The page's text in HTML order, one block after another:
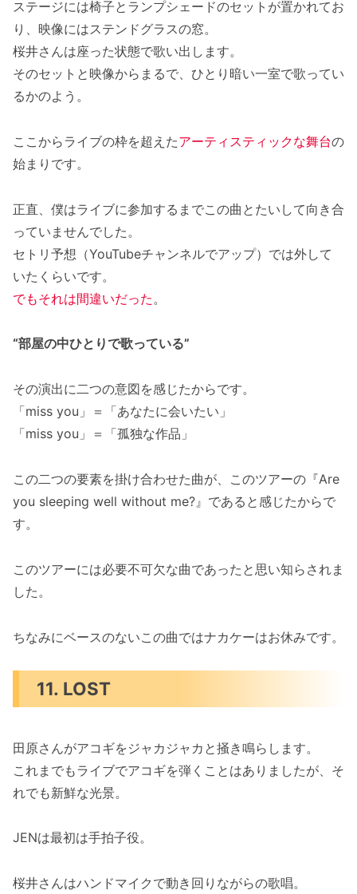
ステージには椅子とランプシェードのセットが置かれてお
り、映像にはステンドグラスの窓。
桜井さんは座った状態で歌い出します。
そのセットと映像からまるで、ひとり暗い一室で歌ってい
るかのよう。
ここからライブの枠を超えたアーティスティックな舞台の
始まりです。
正直、僕はライブに参加するまでこの曲とたいして向き合
っていませんでした。
セトリ予想（YouTubeチャンネルでアップ）では外して
いたくらいです。
でもそれは間違いだった 。
“部屋の中ひとりで歌っている”
その演出に二つの意図を感じたからです。
「miss you」＝「あなたに会いたい」
「miss you」＝「孤独な作品」
この二つの要素を掛け合わせた曲が、このツアーの『Are
you sleeping well without me?』であると感じたからで
す。
このツアーには必要不可欠な曲であったと思い知らされま
した。
ちなみにベースのないこの曲ではナカケーはお休みです。
11. LOST
田原さんがアコギをジャカジャカと掻き鳴らします。
これまでもライブでアコギを弾くことはありましたが、そ
れでも新鮮な光景。
JENは最初は手拍子役。
桜井さんはハンドマイクで動き回りながらの歌唱。